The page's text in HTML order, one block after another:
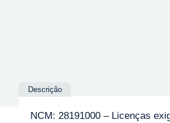
Descrição
NCM: 28191000 – Licenças